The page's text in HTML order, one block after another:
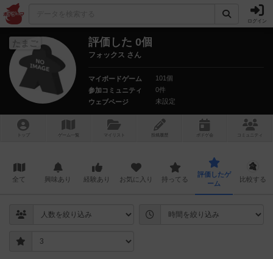
ログイン
たまご 評価した 0個
フォックス さん
マイボードゲーム
101個
参加コミュニティ
0件
ウェブページ
未設定
トップ ゲーム一覧 マイリスト 投稿履歴 ボ ドゲ コミュニティ
全て 興味あり 経験あり お気に入り 持ってる
評価したゲ
ーム
比較する